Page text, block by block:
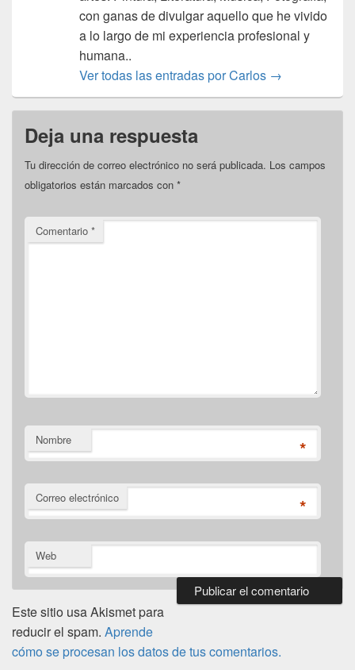
con ganas de divulgar aquello que he vivido
a lo largo de mi experiencia profesional y
humana..
Ver todas las entradas por Carlos →
Deja una respuesta
Tu dirección de correo electrónico no será publicada. Los campos
obligatorios están marcados con *
Comentario *
Nombre *
Correo electrónico *
Web
Este sitio usa Akismet para
reducir el spam. Aprende
cómo se procesan los datos de tus comentarios.